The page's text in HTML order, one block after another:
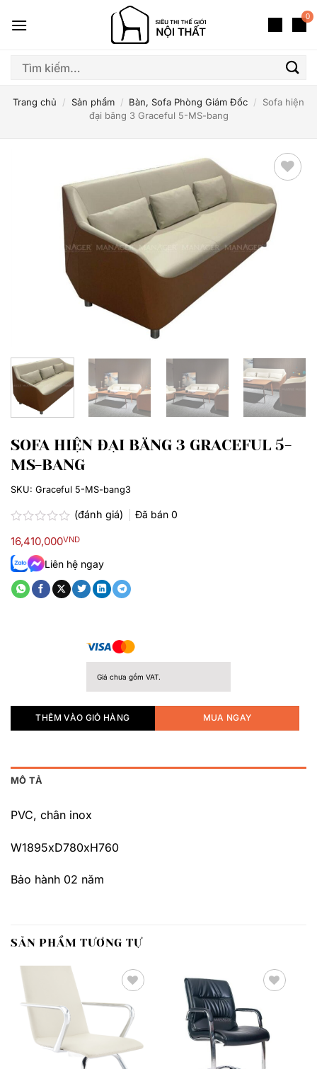
qua
dung
0
Tìm
Trang chủ / Sản phẩm / Bàn, Sofa Phòng Giám Đốc /
Sofa hiện
đại băng 3 Graceful 5-MS-bang
Thêm
thích
SOFA HIỆN ĐẠI BĂNG 3 GRACEFUL 5-
MS-BANG
xếp
hạng
0.0
sao
(đánh giá) Đã bán 0
16,410,000VND
Liên hệ ngay
Giá chưa gồm VAT.
THÊM VÀO GIỎ HÀNG MUA NGAY
SKU: Graceful 5-MS-bang3
MÔ TẢ
PVC, chân inox
W1895xD780xH760
Bảo hành 02 năm
SẢN PHẨM TƯƠNG TỰ
Thêm
yêu
thích
thích